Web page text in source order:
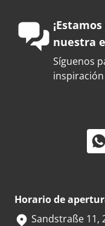
nuestra
Síguenos
Horario de
Sandstraße 11,